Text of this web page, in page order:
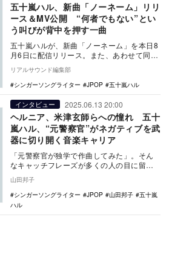
五十嵐ハル、新曲「ノーネーム」リリ
ース＆MV公開 “何者でもない”とい
う叫びが背中を押す一曲
五十嵐ハルが、新曲「ノーネーム」を本日8
月6日に配信リリース。また、あわせて同曲
のMVも公開となった。 五十嵐ハル - ノー
ネ…
リアルサウンド編集部
シンガーソングライター
JPOP 五十嵐ハル
インタビュー 2025.06.13 20:00
ヘルニア、米津玄師らへの憧れ 五十
嵐ハル、“元警察官”がネガティブを武
器に切り開く音楽キャリア
「元警察官が独学で作曲してみた」。そん
なキャッチフレーズが多くの人の目に留ま
てきたシンガ…
山田邦子
シンガーソングライター
JPOP 山田邦子
五十嵐
ハル